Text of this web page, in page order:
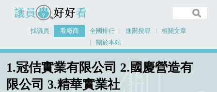
議員好好看
找議員 看廠商 全國排行 進階搜尋
相關文章
關於本站
1.冠佶實業有限公司 2.國慶營造有
限公司 3.精華實業社